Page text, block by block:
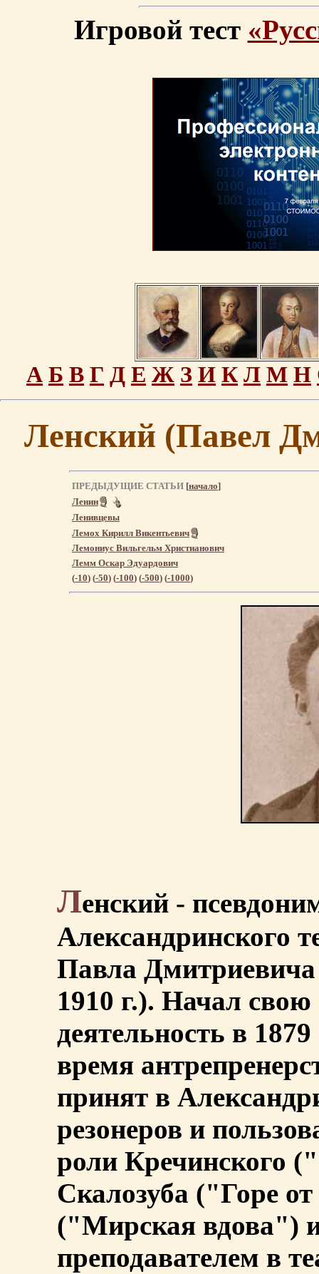
Игровой тест
А Б В Г Д Е Ж З И К Л М Н
Ленский (Павел
ПРЕДЫДУЩИЕ СТАТЬИ [начало]
Ленин
Ленивцевы
Лемох Кирилл Викентьевич
Лемониус Вильгельм Христианович
Лемм Оскар Эдуардович
(-10) (-50) (-100) (-500) (-1000)
Ленский -
Александринского
Павла Дмитриевича
1910 г.). Начал
деятельность в
время
принят в
резонеров и
роли Кречинского
Скалозуба ("Горе
("Мирская вдова")
преподавателем в